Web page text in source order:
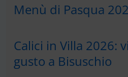
Menù di Pasqua
Calici in Villa 2026:
gusto a Bisuschio